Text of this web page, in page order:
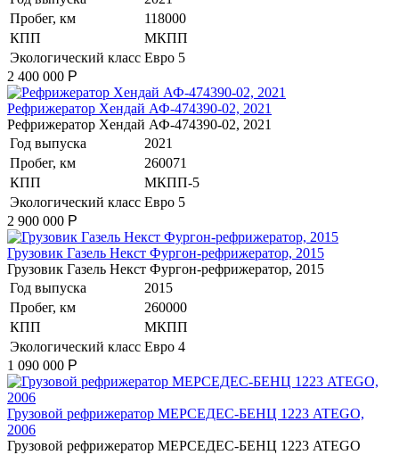
Пробег, км
118000
КПП
МКПП
Экологический класс Евро 5
2 400 000 Р
Рефрижератор Хендай АФ-474390-02, 2021
Рефрижератор Хендай АФ-474390-02, 2021
Год выпуска
2021
Пробег, км
260071
КПП
МКПП-5
Экологический класс Евро 5
2 900 000 Р
Грузовик Газель Некст Фургон-рефрижератор, 2015
Грузовик Газель Некст Фургон-рефрижератор, 2015
Год выпуска
2015
Пробег, км
260000
КПП
МКПП
Экологический класс Евро 4
1 090 000 Р
Грузовой рефрижератор МЕРСЕДЕС-БЕНЦ 1223 ATEGO,
2006
Грузовой рефрижератор МЕРСЕДЕС-БЕНЦ 1223 ATEGO